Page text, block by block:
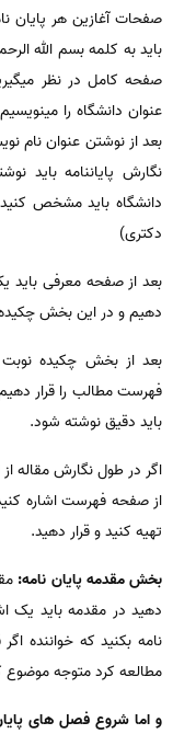
صفحات آغازین هر پایان
باید به کلمه بسم الله
صفحه کامل در نظر
عنوان دانشگاه را
بعد از نوشتن عنوان نام
نگارش پایاننامه باید
دانشگاه باید مشخص
دکتری)
بعد از صفحه معرفی
دهیم و در این بخش چکیده
بعد از بخش چکیده
فهرست مطالب را قرار
باید دقیق نوشته شود.
اگر در طول نگارش مقاله از
از صفحه فهرست اشاره
تهیه کنید و قرار دهید.
بخش مقدمه پایان نامه:
دهید در مقدمه باید یک
نامه بکنید که خواننده
مطالعه کرد متوجه موضوع
و اما شروع فصل های